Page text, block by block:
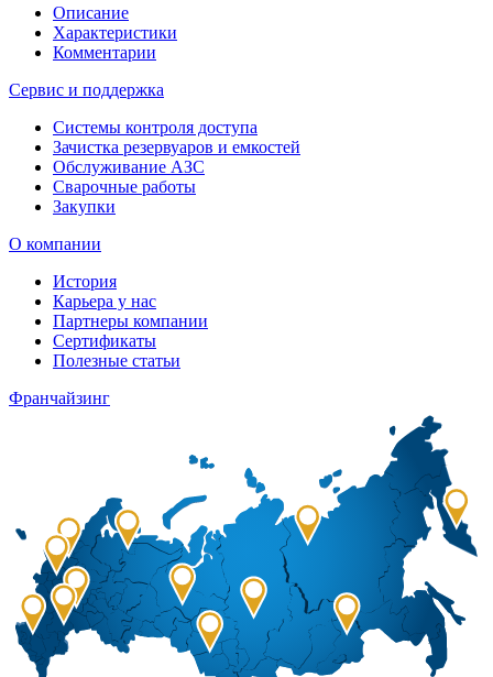
Описание
Характеристики
Комментарии
Сервис и поддержка
Системы контроля доступа
Зачистка резервуаров и емкостей
Обслуживание АЗС
Сварочные работы
Закупки
О компании
История
Карьера у нас
Партнеры компании
Сертификаты
Полезные статьи
Франчайзинг